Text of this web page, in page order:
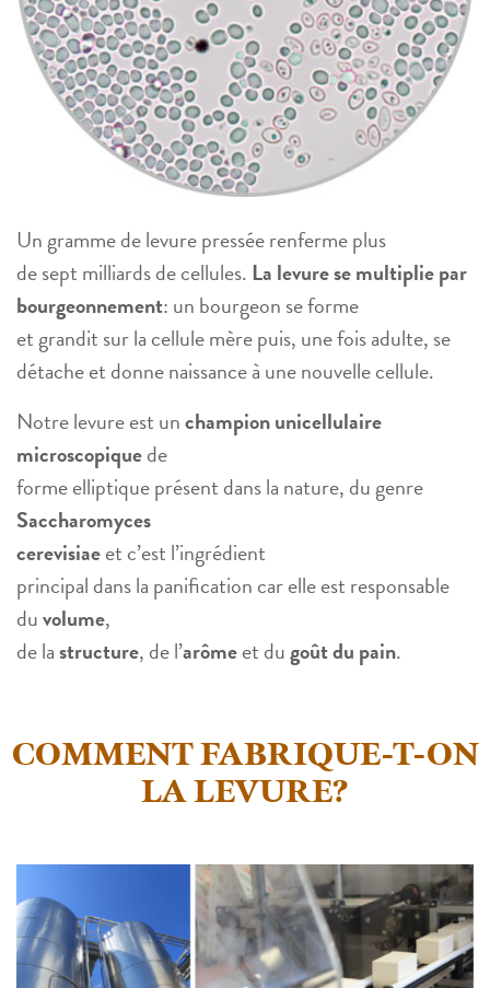
Un gramme de levure pressée renferme plus
de sept milliards de cellules. La levure se multiplie par
bourgeonnement: un bourgeon se forme
et grandit sur la cellule mère puis, une fois adulte, se
détache et donne naissance à une nouvelle cellule.
Notre levure est unchampion unicellulaire
microscopiquede
forme elliptique présent dans la nature, du genre
Saccharomyces
cerevisiaeet c’est l’ingrédient
principal dans la panification car elle est responsable
duvolume,
de lastructure, de l’arômeet dugoût du pain.
COMMENT FABRIQUE-T-ON
LA LEVURE?